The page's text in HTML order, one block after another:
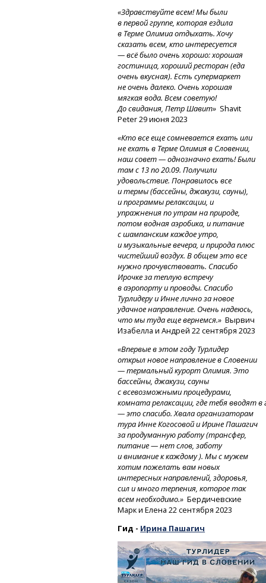
«Здравствуйте всем! Мы были
в первой группе, которая ездила
в Терме Олимиа отдыхать. Хочу
сказать всем, кто интересуется
— всё было очень хорошо: хорошая
гостиница, хороший ресторан (еда
очень вкусная). Есть супермаркет
не очень далеко. Очень хорошая
мягкая вода. Всем советую!
До свидания, Петр Шавит» Shavit
Peter 29 июня 2023
«Кто все еще сомневается ехать или
не ехать в Терме Олимия в Словении,
наш совет — однозначно ехать! Были
там с 13 по 20.09. Получили
удовольствие. Понравилось все
и термы (бассейны, джакузи, сауны),
и программы релаксации, и
упражнения по утрам на природе,
потом водная аэробика, и питание
с шампанским каждое утро,
и музыкальные вечера, и природа плюс
чистейший воздух. В общем это все
нужно прочувствовать. Спасибо
Ирочке за теплую встречу
в аэропорту и проводы. Спасибо
Турлидеру и Инне лично за новое
удачное направление. Очень надеюсь,
что мы туда еще вернемся.» Вырвич
Изабелла и Андрей 22 сентября 2023
«Впервые в этом году Турлидер
открыл новое направление в Словении
— термальный курорт Олимия. Это
бассейны, джакузи, сауны
с всевозможными процедурами,
комнатарелаксации,гдетебявводятв
— это спасибо. Хвала организаторам
тура Инне Когосовой и Ирине Пашагич
за продуманную работу (трансфер,
питание — нет слов, заботу
и внимание к каждому ). Мы с мужем
хотим пожелать вам новых
интересных направлений, здоровья,
сил и много терпения, которое так
всем необходимо.» Бердичевские
Марк и Елена 22 сентября 2023
Гид - Ирина Пашагич